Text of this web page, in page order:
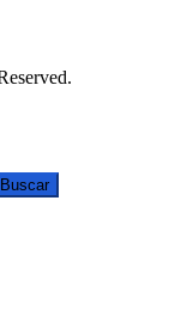
Buscar